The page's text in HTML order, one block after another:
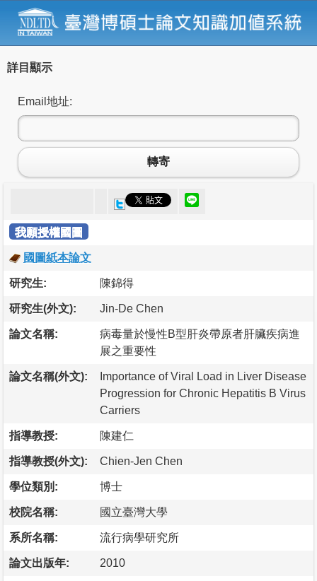
詳目顯示
Email地址:
轉寄
我願授權國圖
國圖紙本論文
研究生: 陳錦得
研究生(外文): Jin-De Chen
論文名稱:
病毒量於慢性B型肝炎帶原者肝臟疾病進
展之重要性
論文名稱(外文):
Importance of Viral Load in Liver Disease
Progression for Chronic Hepatitis B Virus
Carriers
指導教授: 陳建仁
指導教授(外文): Chien-Jen Chen
學位類別: 博士
校院名稱: 國立臺灣大學
系所名稱: 流行病學研究所
論文出版年: 2010